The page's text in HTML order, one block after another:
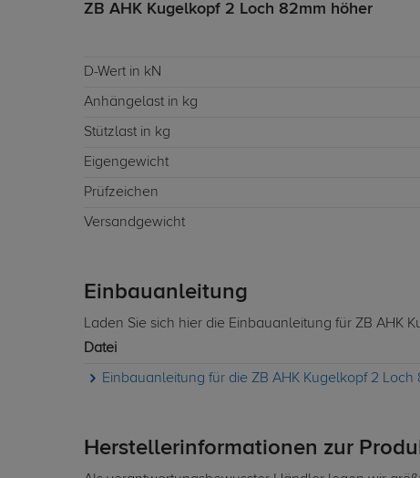
ZB AHK Kugelkopf 2 Loch 82mm höher
D-Wert in kN
Anhängelast in kg
Stützlast in kg
Eigengewicht
Prüfzeichen
Versandgewicht
Einbauanleitung
Laden Sie sich hier die Einbauanleitung für ZB AHK
Datei
Einbauanleitung für die ZB AHK Kugelkopf 2 Loch
Herstellerinformationen zur